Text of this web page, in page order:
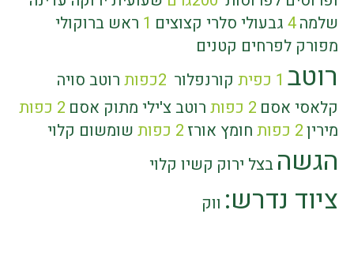
שלמה4 גבעולי סלרי קצוצים 1 ראש ברוקולי
מפורק לפרחים קטנים
רוטב 1 כפית קורנפלור 2כפות רוטב סויה
קלאסי אסם 2 כפות רוטב צ'ילי מתוק אסם 2 כפות
מירין2 כפות חומץ אורז 2 כפות שומשום קלוי
הגשה בצל ירוק קשיו קלוי
ציוד נדרש: ווק